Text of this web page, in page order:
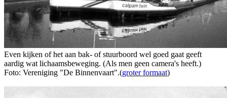
Even kijken of het aan bak- of stuurboord wel goed gaat geeft
aardig wat lichaamsbeweging. (Als men geen camera's heeft.)
Foto: Vereniging "De Binnenvaart".(groter formaat)